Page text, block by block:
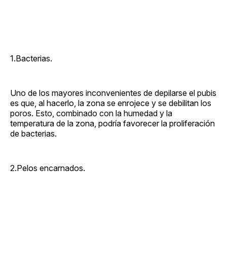
1.Bacterias.
Uno de los mayores inconvenientes de depilarse el pubis
es que, al hacerlo, la zona se enrojece y se debilitan los
poros. Esto, combinado con la humedad y la
temperatura de la zona, podría favorecer la proliferación
de bacterias.
2.Pelos encarnados.